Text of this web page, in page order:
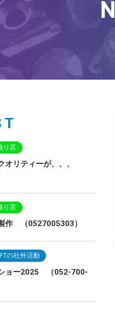
り言
オリティーが、、、
り言
作 （0527005303）
の社外活動
ョー2025 （052-700-